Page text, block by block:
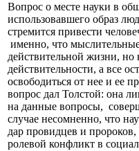
Вопрос о месте науки в
использовавшего образ
стремится привести
именно, что
действительной жизни, но
действительности, а все
освободиться от нее и ее
вопрос дал Толстой: она
на данные вопросы,
случае несомненно, что
дар провидцев и
ролевой конфликт в